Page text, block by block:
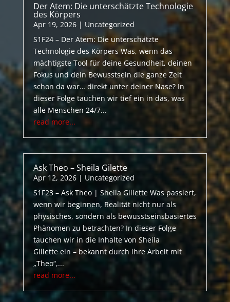
Der Atem: Die unterschätzte Technologie
des Körpers
Apr 19, 2026| Uncategorized
S1F24 – Der Atem: Die unterschätzte
Technologie des Körpers Was, wenn das
mächtigste Tool für deine Gesundheit, deinen
Fokus und dein Bewusstsein die ganze Zeit
schon da war… direkt unter deiner Nase? In
dieser Folge tauchen wir tief ein in das, was
alle Menschen 24/7...
read more...
Ask Theo – Sheila Gilette
Apr 12, 2026| Uncategorized
S1F23 – Ask Theo | Sheila Gillette Was passiert,
wenn wir beginnen, Realität nicht nur als
physisches, sondern als bewusstseinsbasiertes
Phänomen zu betrachten? In dieser Folge
tauchen wir in die Inhalte von Sheila
Gillette ein – bekannt durch ihre Arbeit mit
„Theo“,...
read more...